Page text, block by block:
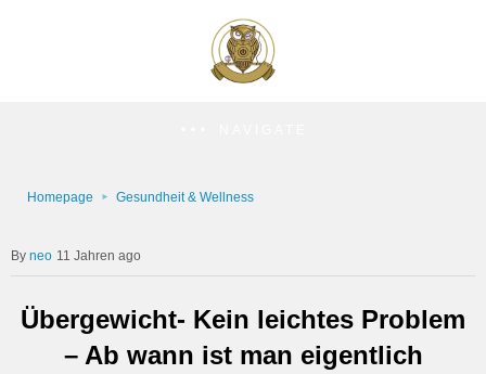
Homepage Gesundheit & Wellness
neo 11 Jahren ago
Übergewicht- Kein leichtes Problem
– Ab wann ist man eigentlich